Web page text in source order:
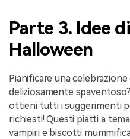
Parte 3. Idee
Halloween
Pianificare una
deliziosamente
ottieni tutti i suggerimenti
richiesti! Questi piatti a
vampiri e biscotti